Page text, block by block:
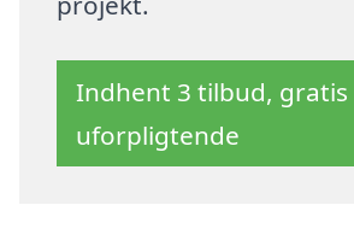
Indhent 3 tilbud, gratis
uforpligtende